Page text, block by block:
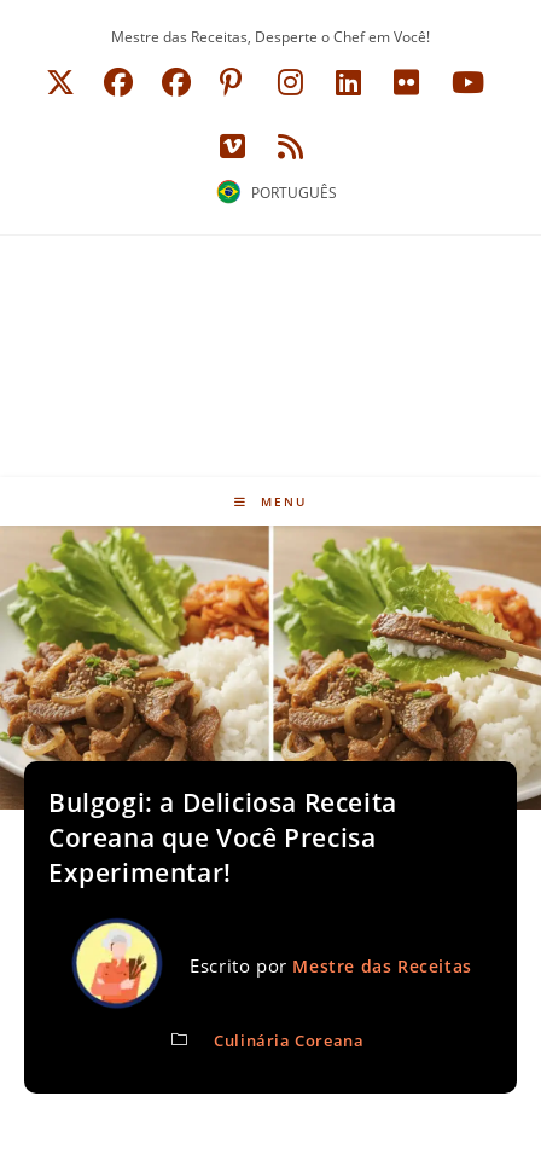
Mestre das Receitas, Desperte o Chef em Você!
PORTUGUÊS
MENU
Bulgogi: a Deliciosa Receita
Coreana que Você Precisa
Experimentar!
Escrito por Mestre das Receitas
Culinária Coreana